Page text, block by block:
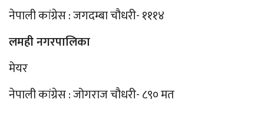
नेपाली कांग्रेस : जगदम्बा चौधरी- १११४
लमही नगरपालिका
मेयर
नेपाली कांग्रेस : जोगराज चौधरी- ८९० मत